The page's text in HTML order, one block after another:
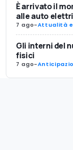
È arrivato il
alle auto
7 ago-Attualità
Gli interni del
fisici
7 ago-